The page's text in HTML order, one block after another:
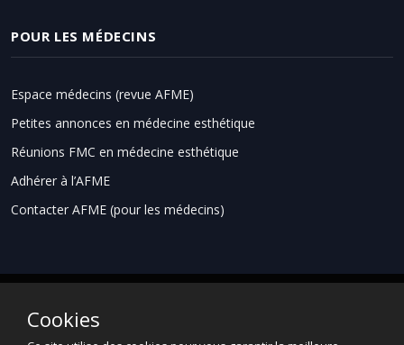
POUR LES MÉDECINS
Espace médecins (revue AFME)
Petites annonces en médecine esthétique
Réunions FMC en médecine esthétique
Adhérer à l’AFME
Contacter AFME (pour les médecins)
Espace grand public Informations légales
Cookies